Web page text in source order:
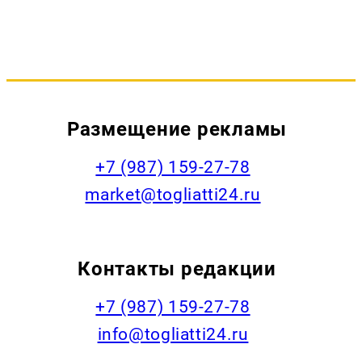
Размещение рекламы
+7 (987) 159-27-78
market@togliatti24.ru
Контакты редакции
+7 (987) 159-27-78
info@togliatti24.ru